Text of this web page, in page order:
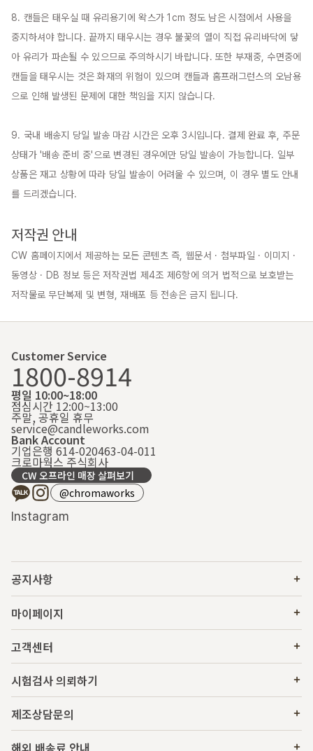
8. 캔들은 태우실 때 유리용기에 왁스가 1cm 정도 남은 시점에서 사용을
중지하셔야 합니다. 끝까지 태우시는 경우 불꽃의 열이 직접 유리바닥에 닿
아 유리가 파손될 수 있으므로 주의하시기 바랍니다. 또한 부재중, 수면중에
캔들을 태우시는 것은 화재의 위험이 있으며 캔들과 홈프래그런스의 오남용
으로 인해 발생된 문제에 대한 책임을 지지 않습니다.
9. 국내 배송지 당일 발송 마감 시간은 오후 3시입니다. 결제 완료 후, 주문
상태가 '배송 준비 중'으로 변경된 경우에만 당일 발송이 가능합니다. 일부
상품은 재고 상황에 따라 당일 발송이 어려울 수 있으며, 이 경우 별도 안내
를 드리겠습니다.
저작권 안내
CW 홈페이지에서 제공하는 모든 콘텐츠 즉, 웹문서 · 첨부파일 · 이미지 ·
동영상 · DB 정보 등은 저작권법 제4조 제6항에 의거 법적으로 보호받는
저작물로 무단복제 및 변형, 재배포 등 전송은 금지 됩니다.
Customer Service
1800-8914
평일 10:00~18:00
점심시간 12:00~13:00
주말, 공휴일 휴무
service@candleworks.com
Bank Account
기업은행 614-020463-04-011
크로마웍스 주식회사
CW 오프라인 매장 살펴보기
@chromaworks
Instagram
공지사항
마이페이지
고객센터
시험검사 의뢰하기
제조상담문의
해외 배송료 안내